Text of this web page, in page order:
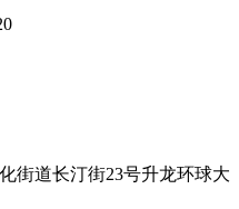
街道长汀街23号升龙环球大